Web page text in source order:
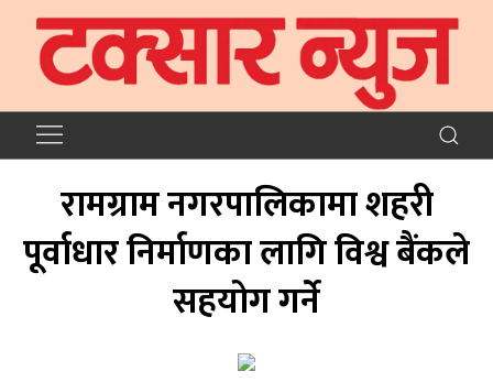
रामग्राम नगरपालिकामा शहरी
पूर्वाधार निर्माणका लागि विश्व बैंकले
सहयोग गर्ने